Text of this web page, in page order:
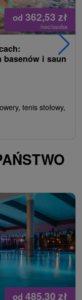
od 362,53 zł
/noc/osoba
basenów i saun
tenis stołowy,
od 485,30 zł